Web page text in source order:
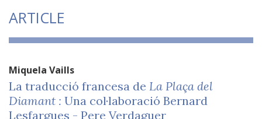
ARTICLE
Miquela Vaills
La traducció francesa de La Plaça del
Diamant : Una col·laboració Bernard
Lesfargues - Pere Verdaguer